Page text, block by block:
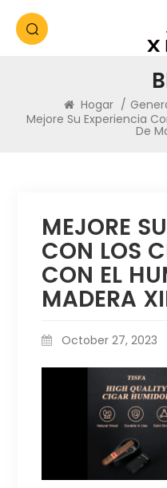
Hogar /
Mejore Su Experiencia
De
MEJORE
CON LOS
CON EL
MADERA
October 27, 2023